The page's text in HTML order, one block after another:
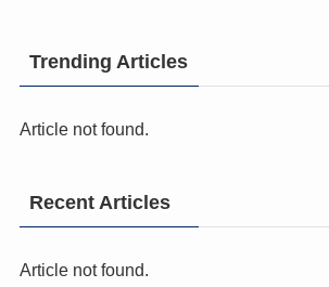
Trending Articles
Article not found.
Recent Articles
Article not found.